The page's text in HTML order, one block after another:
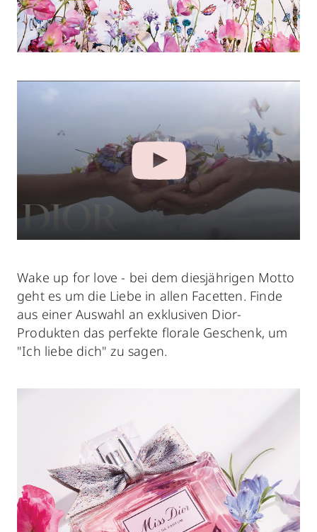
Wake up for love - bei dem diesjährigen Motto
geht es um die Liebe in allen Facetten. Finde
aus einer Auswahl an exklusiven Dior-
Produkten das perfekte florale Geschenk, um
"Ich liebe dich" zu sagen.